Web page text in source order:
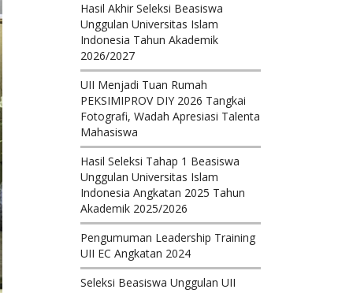
Hasil Akhir Seleksi Beasiswa
Unggulan Universitas Islam
Indonesia Tahun Akademik
2026/2027
UII Menjadi Tuan Rumah
PEKSIMIPROV DIY 2026 Tangkai
Fotografi, Wadah Apresiasi Talenta
Mahasiswa
Hasil Seleksi Tahap 1 Beasiswa
Unggulan Universitas Islam
Indonesia Angkatan 2025 Tahun
Akademik 2025/2026
Pengumuman Leadership Training
UII EC Angkatan 2024
Seleksi Beasiswa Unggulan UII